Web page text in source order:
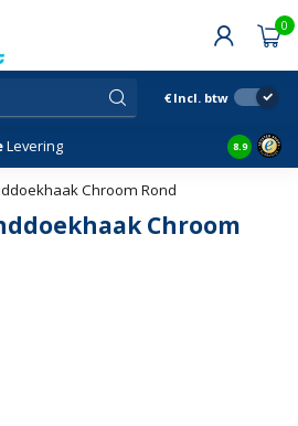
0
€ Incl. btw
Levering 8.9
Chroom Rond
Chroom